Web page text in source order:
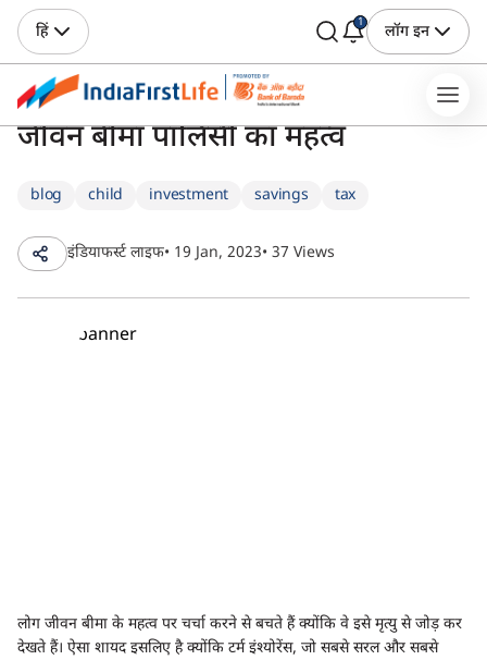
हिं 1 लॉग इन
जीवन बीमा पॉलिसी का महत्व
blog child investment savings tax
इंडियाफर्स्ट लाइफ• 19 Jan, 2023• 37 Views
लोग जीवन बीमा के महत्व पर चर्चा करने से बचते हैं क्योंकि वे इसे मृत्यु से जोड़ कर
देखते हैं। ऐसा शायद इसलिए है क्योंकि टर्म इंश्योरेंस, जो सबसे सरल और सबसे